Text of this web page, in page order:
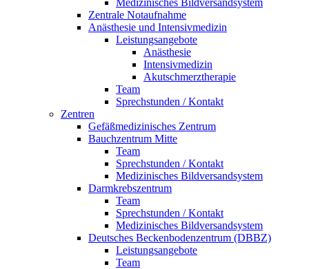
Zentrale Notaufnahme
Anästhesie und Intensivmedizin
Leistungsangebote
Anästhesie
Intensivmedizin
Akutschmerztherapie
Team
Sprechstunden / Kontakt
Zentren
Gefäßmedizinisches Zentrum
Bauchzentrum Mitte
Team
Sprechstunden / Kontakt
Medizinisches Bildversandsystem
Darmkrebszentrum
Team
Sprechstunden / Kontakt
Medizinisches Bildversandsystem
Deutsches Beckenbodenzentrum (DBBZ)
Leistungsangebote
Team